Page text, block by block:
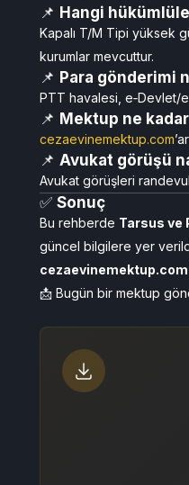
📌 Hangi
Kapalı T/M Tipi yüksek
kurumlar mevcuttur.
📌 Para gönderimi
PTT havalesi, e‑Devlet/
📌 Mektup ne
cezaevinemektup.com
📌 Avukat görüşü
Avukat görüşleri
✅ Sonuç
Bu rehberde Tarsus ve
güncel bilgilere yer
cezaevinemektup.com
📩 Bugün bir mektup